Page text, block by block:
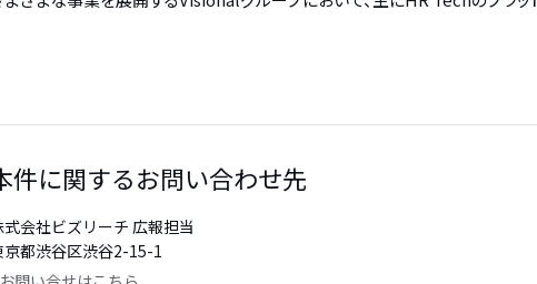
件に関するお問い合わせ先
式会社ビズリーチ 広報担当
京都渋谷区渋谷2-15-1